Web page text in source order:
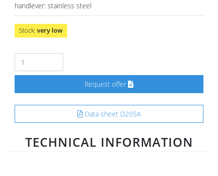
handlever: stainless steel
Stock: very low
Request offer
Data sheet D205A
TECHNICAL INFORMATION